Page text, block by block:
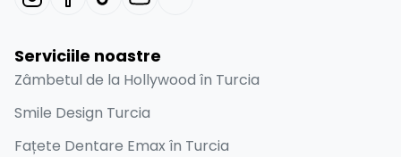
Serviciile noastre
Zâmbetul de la Hollywood în Turcia
Smile Design Turcia
Fațete Dentare Emax în Turcia